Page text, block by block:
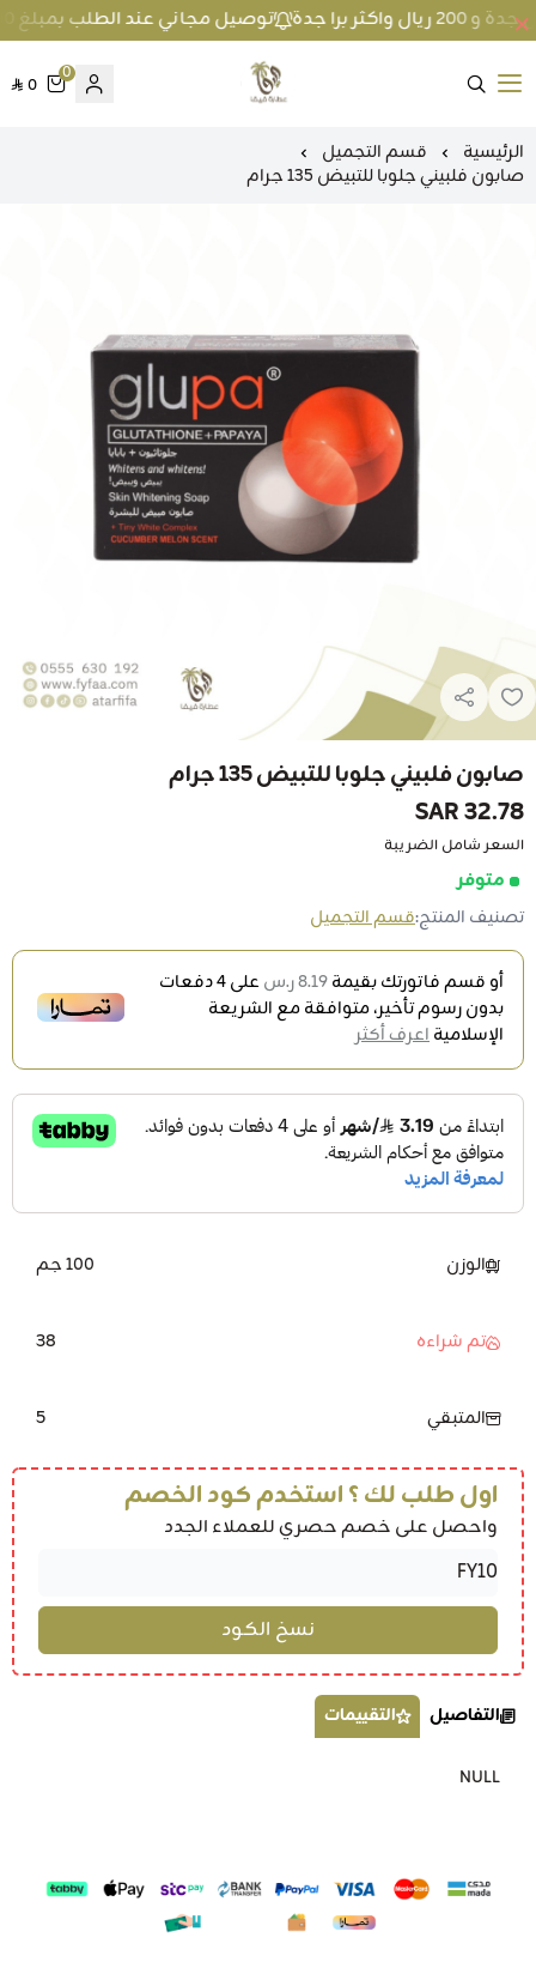
توصيل مجاني عند الطلب بمبلغ 100 ريال واكثر داخل جدة و 200 ريال واكثر برا جدة
متجر عطارة فيفا
0
0
الرئيسية
قسم التجميل
صابون فلبيني جلوبا للتبيض 135 جرام
صابون فلبيني جلوبا للتبيض 135 جرام
32.78 SAR
السعر شامل الضريبة
متوفر
تصنيف المنتج:قسم التجميل
أو قسم فاتورتك بقيمة8.19 ر.س على4دفعات
بدون رسوم تأخير، متوافقة مع الشريعة
الإسلاميةاعرف أكثر
الوزن 100 جم
تم شراءه 38
المتبقي 5
اول طلب لك ؟ استخدم كود الخصم
واحصل على خصم حصري للعملاء الجدد
التفاصيل التقييمات
NULL